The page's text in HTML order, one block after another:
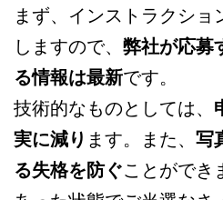
まず、インストラクショ
しますので、 弊社が応募
る情報は最新です。
技術的なものとしては、
実に減り ます。また、 写
る失格を防ぐことができ